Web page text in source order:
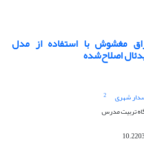
مغشوش با استفاده از مدل
اصلاح‌شده
شهری
2
تربیت مدرس